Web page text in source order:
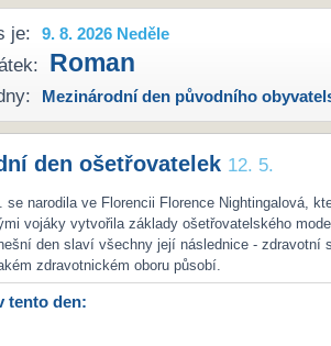
je: 9. 8. 2026 Neděle
Roman
Mezinárodní den původního
den ošetřovatelek 12. 5.
se narodila ve Florencii Florence Nightingalová,
vojáky vytvořila základy ošetřovatelského
den slaví všechny její následnice - zdravotní
zdravotnickém oboru působí.
tento den: